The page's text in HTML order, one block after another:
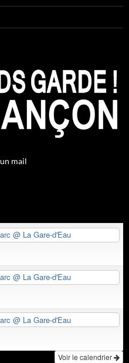
mail
@ La Gare-d'Eau
@ La Gare-d'Eau
@ La Gare-d'Eau
Voir le calendrier